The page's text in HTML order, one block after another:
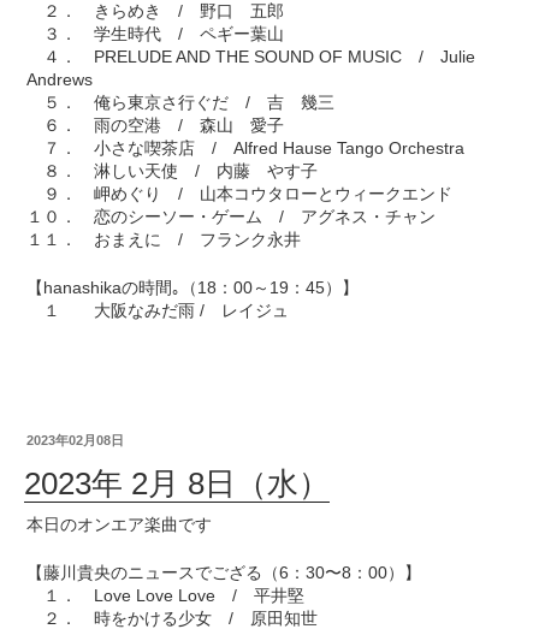
２． きらめき / 野口 五郎
３． 学生時代 / ペギー葉山
４． PRELUDE AND THE SOUND OF MUSIC / Julie
Andrews
５． 俺ら東京さ行ぐだ / 吉 幾三
６． 雨の空港 / 森山 愛子
７． 小さな喫茶店 / Alfred Hause Tango Orchestra
８． 淋しい天使 / 内藤 やす子
９． 岬めぐり / 山本コウタローとウィークエンド
１０． 恋のシーソー・ゲーム / アグネス・チャン
１１． おまえに / フランク永井
【hanashikaの時間｡（18：00～19：45）】
１ 大阪なみだ雨 / レイジュ
2023年02月08日
2023年 2月 8日（水）
本日のオンエア楽曲です
【藤川貴央のニュースでござる（6：30〜8：00）】
１． Love Love Love / 平井堅
２． 時をかける少女 / 原田知世